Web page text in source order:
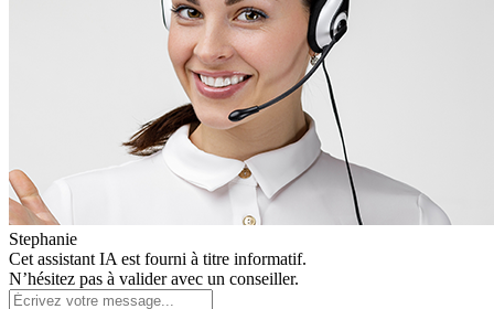
Stephanie
Cet assistant IA est fourni à titre informatif.
N’hésitez pas à valider avec un conseiller.